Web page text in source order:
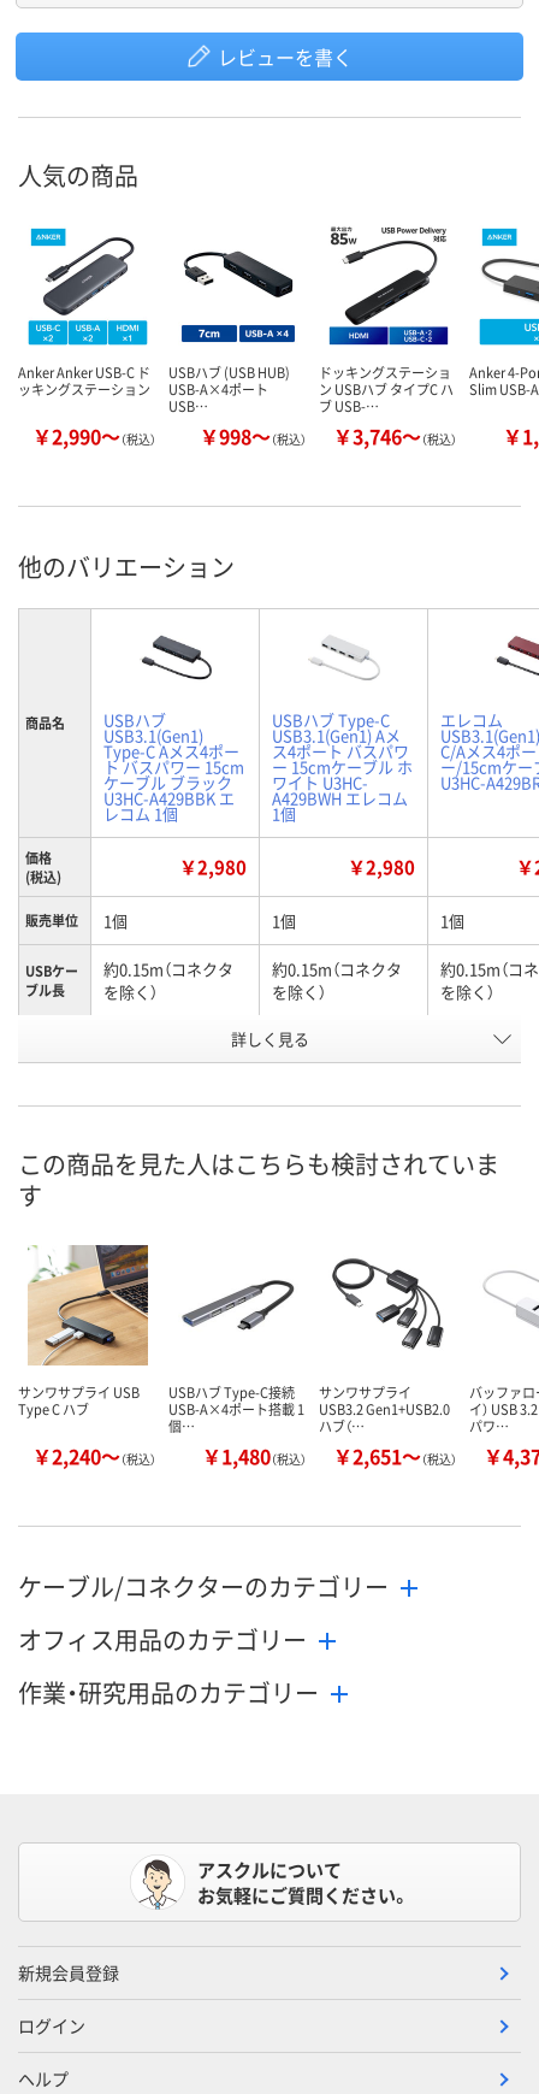
レビューを書く
人気の商品
Anker Anker USB-C ド
ッキングステーション
￥2,990～（税込）
USBハブ (USB HUB)
USB-A×4ポート
USB…
￥998～（税込）
ドッキングステーショ
ン USBハブ タイプC ハ
ブ USB-…
￥3,746～（税込）
Anker 4-
Slim USB-
￥
他のバリエーション
商品名 USBハブ
USB3.1(Gen1)
Type-C Aメス4ポー
ト バスパワー 15cm
ケーブル ブラック
U3HC-A429BBK エ
レコム 1個
USBハブ Type-C
USB3.1(Gen1) Aメ
ス4ポート バスパワ
ー 15cmケーブル ホ
ワイト U3HC-
A429BWH エレコム
1個
エレコム
C/Aメス4ポ
ー/15cmケー
U3HC-
価格
(税込)
￥2,980 ￥2,980
販売単位 1個 1個 1個
USBケー
ブル長
約0.15m（コネクタ
を除く）
約0.15m（コネクタ
を除く）
約0.15m（コ
を除く）
ホワイト
号
お届け日
した
詳しく見る
この商品を見た人はこちらも検討されていま
す
サンワサプライ USB
Type C ハブ
￥2,240～（税込）
USBハブ Type-C接続
USB-A×4ポート搭載 1
個…
￥1,480（税込）
サンワサプライ
USB3.2 Gen1+USB2.0
ハブ（…
￥2,651～（税込）
バッファロ
イ） USB
パワ…
￥
ケーブル/コネクターのカテゴリー
オフィス用品のカテゴリー
作業・研究用品のカテゴリー
アスクルについて
お気軽にご質問ください。
新規会員登録
ログイン
ヘルプ